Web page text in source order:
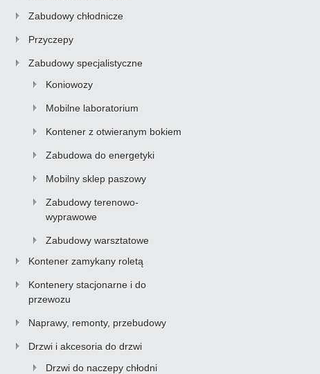
Zabudowy chłodnicze
Przyczepy
Zabudowy specjalistyczne
Koniowozy
Mobilne laboratorium
Kontener z otwieranym bokiem
Zabudowa do energetyki
Mobilny sklep paszowy
Zabudowy terenowo-
wyprawowe
Zabudowy warsztatowe
Kontener zamykany roletą
Kontenery stacjonarne i do
przewozu
Naprawy, remonty, przebudowy
Drzwi i akcesoria do drzwi
Drzwi do naczepy chłodni